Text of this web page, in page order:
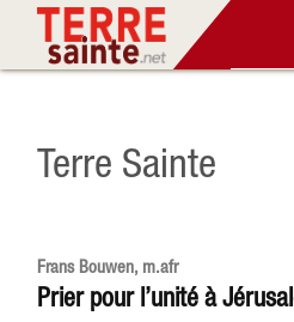
Terre Sainte
Frans Bouwen, m.afr
Prier pour l’unité à